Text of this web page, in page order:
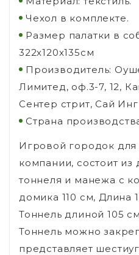
Чехол в комплекте.
Размер палатки в
322х120х135см
Производитель:
Лимитед, оф.3-7, 12,
Сентер стрит, Сай
Страна
Игровой городок для
компании, состоит
тоннеля и манежа с
домика 110 см, Длина
Тоннель длиной 105
Тоннель можно
представляет